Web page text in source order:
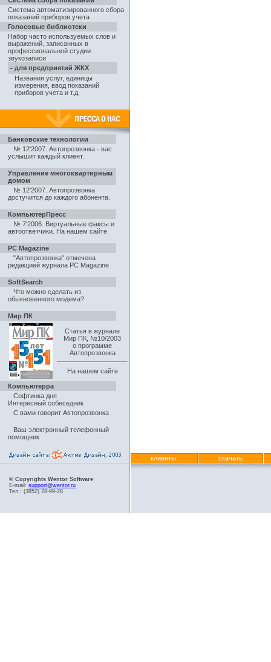
Система автоматизированного сбора
показаний приборов учета
Голосовые библиотеки
Набор часто используемых слов и
выражений, записанных в
профессиональной студии
звукозаписи
- для предприятий ЖКХ
Названия услуг, единицы
измерения, ввод показаний
приборов учета и т.д.
Банковские технологии
№ 12'2007. Автопрозвонка - вас
услышит каждый клиент.
Управление многоквартирным
домом
№ 12'2007. Автопрозвонка
достучится до каждого абонента
КомпьютерПресс
№ 7'2006. Виртуальные факсы и
автоответчики На нашем сайте
PC Magazine
"Автопрозвонка" отмечена
редакцией журнала PC Magazine
SoftSearch
Что можно сделать из
обыкновенного модема?
Мир ПК
Статья в журнале
Мир ПК, №10/2003
о программе
Автопрозвонка
На нашем сайте
Компьютерра
Софтинка дня
Интересный собеседник
С вами говорит Автопрозвонка
Ваш электронный телефонный
помощник
клиенты скачать
© Copyrights Wentor Software
E-mail: support@wentor.ru
Тел.: (3852) 28-99-28